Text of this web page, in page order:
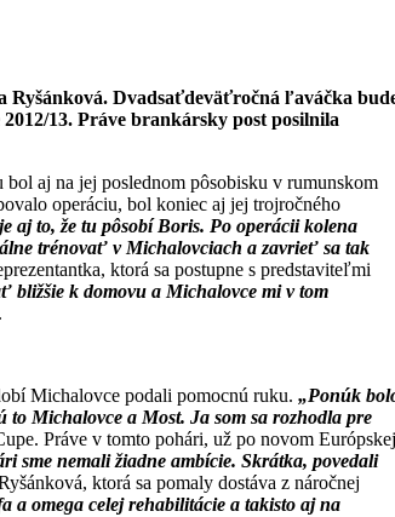
Ryšánková. Dvadsaťdeväťročná ľaváčka
13. Práve brankársky post posilnila
aj na jej poslednom pôsobisku v rumunskom
operáciu, bol koniec aj jej trojročného
aj to, že tu pôsobí Boris. Po operácii kolena
trénovať v Michalovciach a zavrieť sa tak
ktorá sa postupne s predstaviteľmi
bližšie k domovu a Michalovce mi v tom
Michalovce podali pomocnú ruku. „Ponúk
Michalovce a Most. Ja som sa rozhodla pre
Práve v tomto pohári, už po novom Európskej
sme nemali žiadne ambície. Skrátka, povedali
ktorá sa pomaly dostáva z náročnej
a omega celej rehabilitácie a takisto aj na